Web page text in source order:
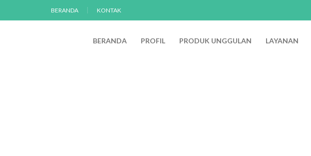
BERANDA KONTAK
BERANDA PROFIL PRODUK UNGGULAN LAYANAN